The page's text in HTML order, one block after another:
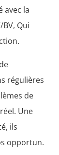
avec la
Qui
régulières
de
Une
ils
opportun.